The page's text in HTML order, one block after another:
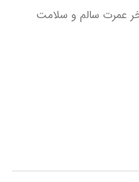
عمرت سالم و سلامت